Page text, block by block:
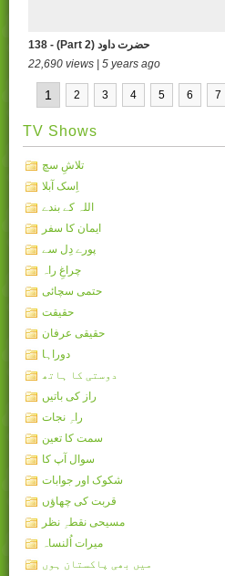
138 - (Part 2) حضرت داود
22,690 views | 5 years ago
1 2 3 4 5 6 7
TV Shows
تلاشِ سچ
اِسک آبلا
اللہ کے بندے
ایمان کا سفر
پورے دِل سے
چراغِ راہ
حتمی سچائی
حقیقت
حقیقی عرفان
دوراہا
دوستی کا ہاتھ
راز کی باتیں
راہِ نجات
سمت کا تعین
سوال آپ کا
شکوک اور جوابات
قربت کی چھاؤں
مسیحی نقطہِ نظر
میرات اُلنساہ
میں بھی پاکستان ہوں